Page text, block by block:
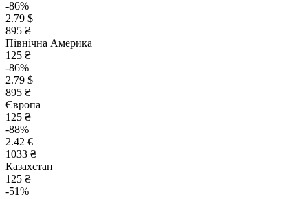
-86%
2.79 $
895 ₴
Північна Америка
125 ₴
-86%
2.79 $
895 ₴
Європа
125 ₴
-88%
2.42 €
1033 ₴
Казахстан
125 ₴
-51%